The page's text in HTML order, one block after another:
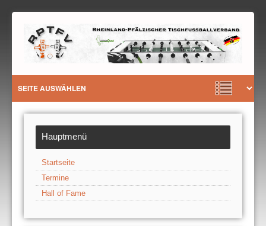
Hauptmenü
Startseite
Termine
Hall of Fame